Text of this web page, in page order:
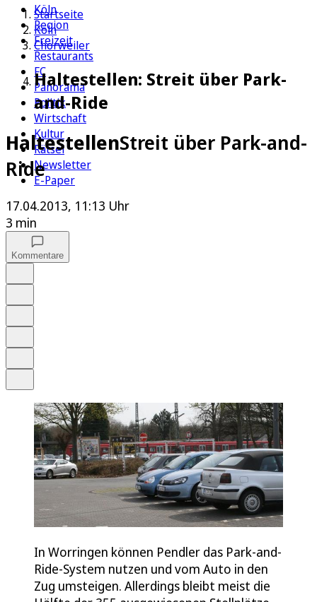
Köln
Region
Freizeit
Restaurants
FC
Panorama
Politik
Wirtschaft
Kultur
Rätsel
Newsletter
E-Paper
Startseite
Köln
Chorweiler
Haltestellen: Streit über Park-
and-Ride
HaltestellenStreit über Park-and-
Ride
17.04.2013, 11:13 Uhr
3 min
Kommentare
In Worringen können Pendler das Park-and-
Ride-System nutzen und vom Auto in den
Zug umsteigen. Allerdings bleibt meist die